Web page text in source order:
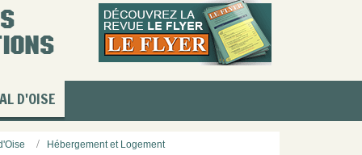
D'OISE
Hébergement et Logement